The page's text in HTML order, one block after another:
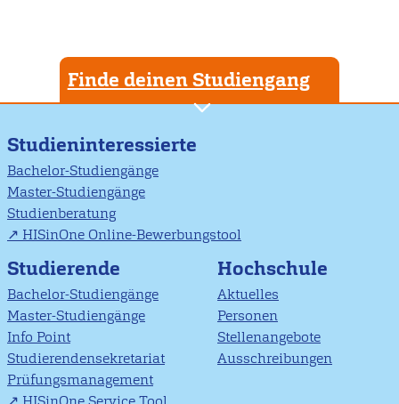
Finde deinen Studiengang
Studieninteressierte
Bachelor-Studiengänge
Master-Studiengänge
Studienberatung
HISinOne Online-Bewerbungstool
Studierende
Bachelor-Studiengänge
Master-Studiengänge
Info Point
Studierendensekretariat
Prüfungsmanagement
Hochschule
Aktuelles
Personen
Stellenangebote
Ausschreibungen